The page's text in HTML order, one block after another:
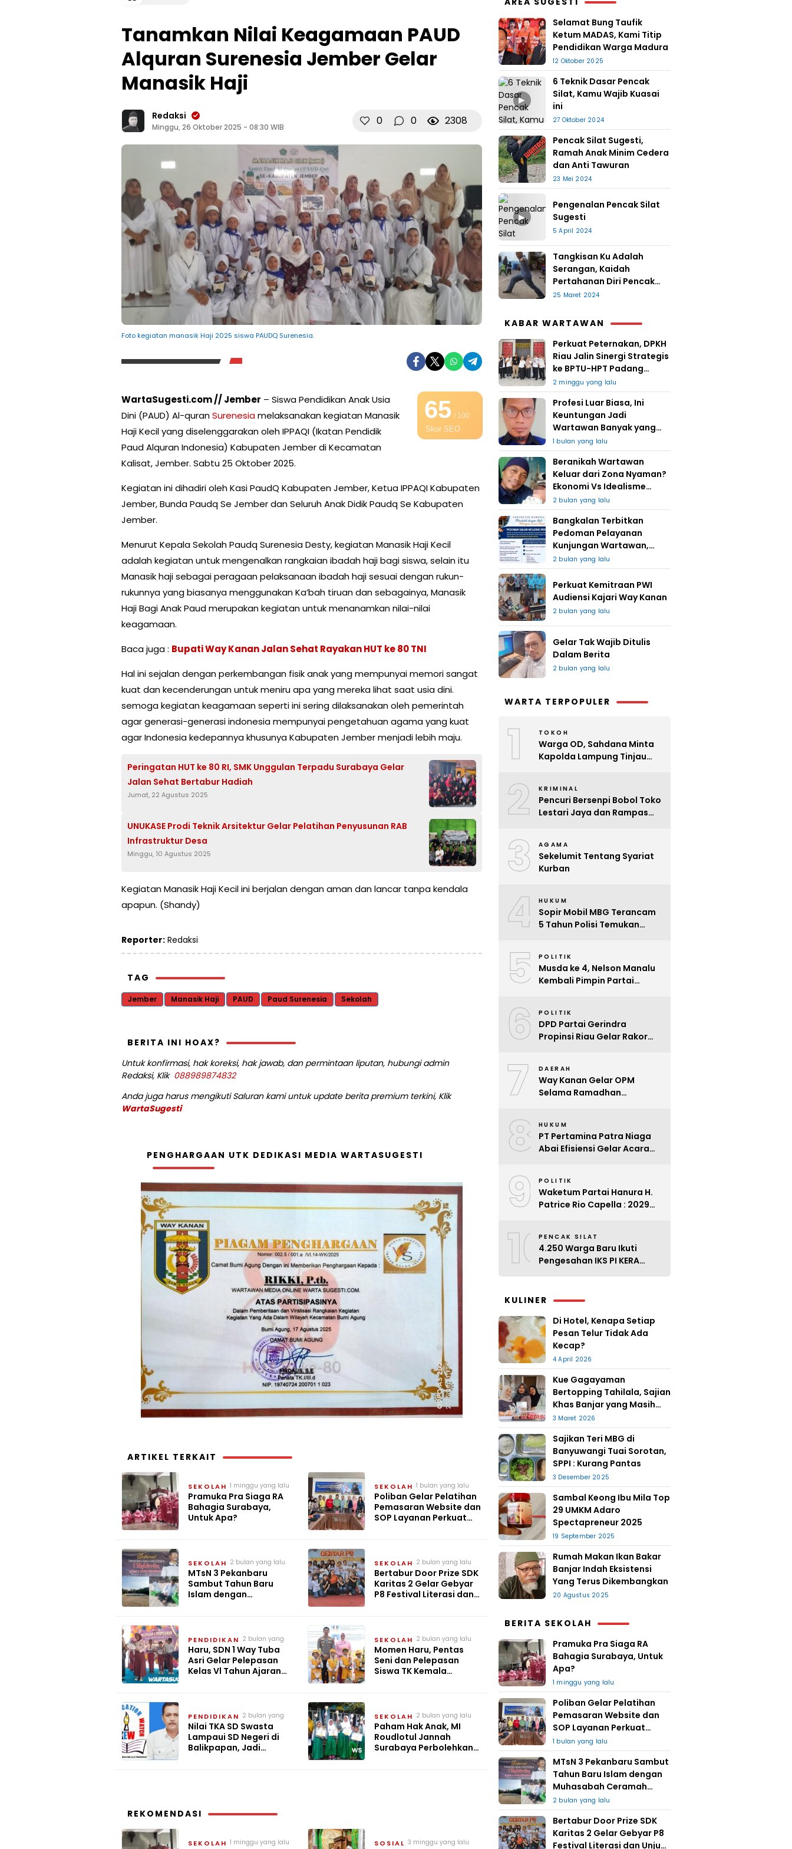
Tanamkan Nilai Keagamaan PAUD
Alquran Surenesia Jember Gelar
Manasik Haji
Redaksi
Minggu, 26 Oktober 2025 - 08:30 WIB 0 0 2308
Foto kegiatan manasik Haji 2025 siswa PAUDQ Surenesia.
65/ 100
Skor SEO
WartaSugesti.com // Jember – Siswa Pendidikan Anak Usia
Dini (PAUD) Al-quranSurenesiamelaksanakan kegiatan Manasik
Haji Kecil yang diselenggarakan oleh IPPAQI (Ikatan Pendidik
Paud Alquran Indonesia) Kabupaten Jember di Kecamatan
Kalisat, Jember. Sabtu 25 Oktober 2025.
Kegiatan ini dihadiri oleh Kasi PaudQ Kabupaten Jember, Ketua IPPAQI Kabupaten
Jember, Bunda Paudq Se Jember dan Seluruh Anak Didik Paudq Se Kabupaten
Jember.
Menurut Kepala Sekolah Paudq Surenesia Desty, kegiatan Manasik Haji Kecil
adalah kegiatan untuk mengenalkan rangkaian ibadah haji bagi siswa, selain itu
Manasik haji sebagai peragaan pelaksanaan ibadah haji sesuai dengan rukun-
rukunnya yang biasanya menggunakan Ka’bah tiruan dan sebagainya, Manasik
Haji Bagi Anak Paud merupakan kegiatan untuk menanamkan nilai-nilai
keagamaan.
Baca juga : Bupati Way Kanan Jalan Sehat Rayakan HUT ke 80 TNI
Hal ini sejalan dengan perkembangan fisik anak yang mempunyai memori sangat
kuat dan kecenderungan untuk meniru apa yang mereka lihat saat usia dini.
semoga kegiatan keagamaan seperti ini sering dilaksanakan oleh pemerintah
agar generasi-generasi indonesia mempunyai pengetahuan agama yang kuat
agar Indonesia kedepannya khusunya Kabupaten Jember menjadi lebih maju.
Peringatan HUT ke 80 RI, SMK Unggulan Terpadu Surabaya Gelar
Jalan Sehat Bertabur Hadiah
Jumat, 22 Agustus 2025
UNUKASE Prodi Teknik Arsitektur Gelar Pelatihan Penyusunan RAB
Infrastruktur Desa
Minggu, 10 Agustus 2025
Kegiatan Manasik Haji Kecil ini berjalan dengan aman dan lancar tanpa kendala
apapun. (Shandy)
Reporter: Redaksi
TAG
Jember Manasik Haji PAUD Paud Surenesia Sekolah
BERITA INI HOAX?
Untuk konfirmasi, hak koreksi, hak jawab, dan permintaan liputan, hubungi admin
Redaksi, Klik 088989874832
Anda juga harus mengikuti Saluran kami untuk update berita premium terkini, Klik
WartaSugesti
PENGHARGAAN UTK DEDIKASI MEDIA WARTASUGESTI
ARTIKEL TERKAIT
SEKOLAH 1 minggu yang lalu
Pramuka Pra Siaga RA
Bahagia Surabaya,
Untuk Apa?
SEKOLAH 1 bulan yang lalu
Poliban Gelar Pelatihan
Pemasaran Website dan
SOP Layanan Perkuat
SEKOLAH 2 bulan yang lalu
MTsN 3 Pekanbaru
Sambut Tahun Baru
Islam dengan
SEKOLAH 2 bulan yang lalu
Bertabur Door Prize SDK
Karitas 2 Gelar Gebyar
P8 Festival Literasi dan
PENDIDIKAN 2 bulan yang
lalu
Haru, SDN 1 Way Tuba
Asri Gelar Pelepasan
Kelas Vl Tahun Ajaran
SEKOLAH 2 bulan yang lalu
Momen Haru, Pentas
Seni dan Pelepasan
Siswa TK Kemala
PENDIDIKAN 2 bulan yang
lalu
Nilai TKA SD Swasta
Lampaui SD Negeri di
Balikpapan, Jadi
SEKOLAH 2 bulan yang lalu
Paham Hak Anak, MI
Roudlotul Jannah
Surabaya Perbolehkan
REKOMENDASI
SEKOLAH 1 minggu yang lalu SOSIAL 3 minggu yang lalu
Selamat Bung Taufik
Ketum MADAS, Kami Titip
Pendidikan Warga Madura
12 Oktober 2025
▶
6 Teknik Dasar Pencak
Silat, Kamu Wajib Kuasai
ini
27 Oktober 2024
Pencak Silat Sugesti,
Ramah Anak Minim Cedera
dan Anti Tawuran
23 Mei 2024
▶
Pengenalan Pencak Silat
Sugesti
5 April 2024
Tangkisan Ku Adalah
Serangan, Kaidah
Pertahanan Diri Pencak
Sugesti
25 Maret 2024
KABAR WARTAWAN
Perkuat Peternakan, DPKH
Riau Jalin Sinergi Strategis
ke BPTU-HPT Padang
Mengatas
2 minggu yang lalu
Profesi Luar Biasa, Ini
Keuntungan Jadi
Wartawan Banyak yang
Takut
1 bulan yang lalu
Beranikah Wartawan
Keluar dari Zona Nyaman?
Ekonomi Vs Idealisme
Jurnalistik
2 bulan yang lalu
Bangkalan Terbitkan
Pedoman Pelayanan
Kunjungan Wartawan,
Redaksi : Bagus Jangan
Lari
2 bulan yang lalu
Perkuat Kemitraan PWI
Audiensi Kajari Way Kanan
2 bulan yang lalu
Gelar Tak Wajib Ditulis
Dalam Berita
2 bulan yang lalu
WARTA TERPOPULER
1 TOKOH
Warga OD, Sahdana Minta
Kapolda Lampung Tinjau
2 KRIMINAL
Pencuri Bersenpi Bobol Toko
Lestari Jaya dan Rampas
3 AGAMA
Sekelumit Tentang Syariat
Kurban
4 HUKUM
Sopir Mobil MBG Terancam
5 Tahun Polisi Temukan
5 POLITIK
Musda ke 4, Nelson Manalu
Kembali Pimpin Partai
6 POLITIK
DPD Partai Gerindra
Propinsi Riau Gelar Rakor
7 DAERAH
Way Kanan Gelar OPM
Selama Ramadhan
8 HUKUM
PT Pertamina Patra Niaga
Abai Efisiensi Gelar Acara
9 POLITIK
Waketum Partai Hanura H.
Patrice Rio Capella : 2029
10PENCAK SILAT
4.250 Warga Baru Ikuti
Pengesahan IKS PI KERA
KULINER
Di Hotel, Kenapa Setiap
Pesan Telur Tidak Ada
Kecap?
4 April 2026
Kue Gagayaman
Bertopping Tahilala, Sajian
Khas Banjar yang Masih
Bertahan
3 Maret 2026
Sajikan Teri MBG di
Banyuwangi Tuai Sorotan,
SPPI : Kurang Pantas
3 Desember 2025
Sambal Keong Ibu Mila Top
29 UMKM Adaro
Spectapreneur 2025
19 September 2025
Rumah Makan Ikan Bakar
Banjar Indah Eksistensi
Yang Terus Dikembangkan
20 Agustus 2025
BERITA SEKOLAH
Pramuka Pra Siaga RA
Bahagia Surabaya, Untuk
Apa?
1 minggu yang lalu
Poliban Gelar Pelatihan
Pemasaran Website dan
SOP Layanan Perkuat
UMKM Berkat Guru Kapuh
1 bulan yang lalu
MTsN 3 Pekanbaru Sambut
Tahun Baru Islam dengan
Muhasabah Ceramah
Agama
2 bulan yang lalu
Bertabur Door Prize SDK
Karitas 2 Gelar Gebyar P8
Festival Literasi dan Unjuk